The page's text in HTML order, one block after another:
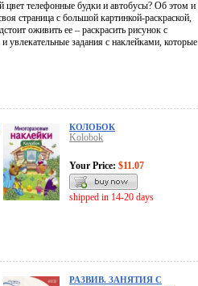
цвет телефонные будки и автобусы? Об этом и
страница с большой картинкой-раскраской,
оживить ее – раскрасить рисунок с
задания с наклейками, которые
КОЛОБОК
Kolobok
Your Price: $11.07
shipped in 14-20 days
РАЗВИВ. ЗАНЯТИЯ С